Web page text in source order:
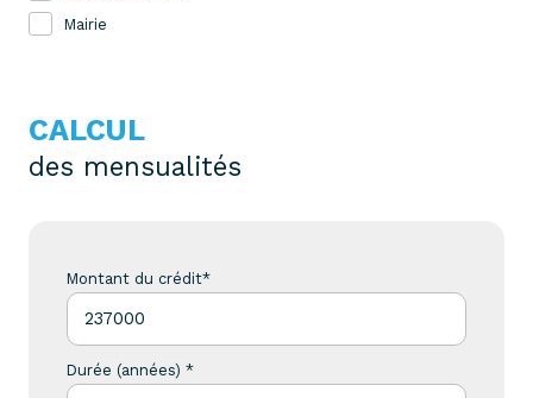
Mairie
CALCUL
des mensualités
Montant du crédit*
Durée (années) *